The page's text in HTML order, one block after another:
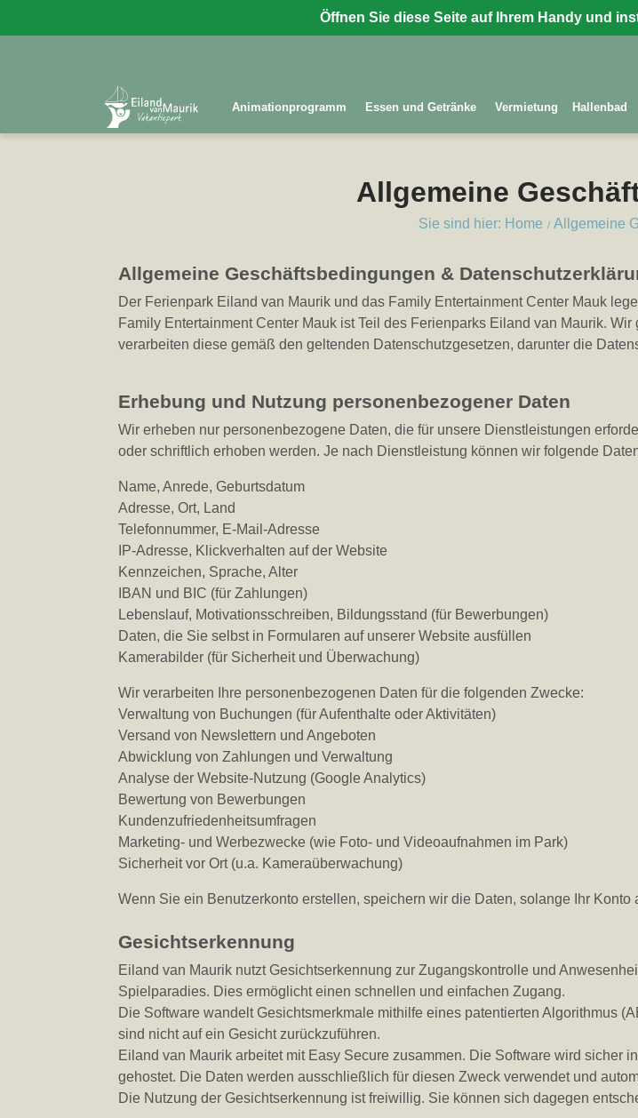
Öffnen Sie diese Seite auf Ihrem Handy und
Animationprogramm Essen und Getränke Vermietung Hallenbad
Allgemeine
Sie sind hier: Home Allgemeine
Allgemeine Geschäftsbedingungen &
Der Ferienpark Eiland van Maurik und das Family Entertainment Center Mauk
Family Entertainment Center Mauk ist Teil des Ferienparks Eiland van Maurik.
verarbeiten diese gemäß den geltenden Datenschutzgesetzen, darunter die
Erhebung und Nutzung personenbezogener Daten
Wir erheben nur personenbezogene Daten, die für unsere Dienstleistungen
oder schriftlich erhoben werden. Je nach Dienstleistung können wir folgende
Name, Anrede, Geburtsdatum
Adresse, Ort, Land
Telefonnummer, E-Mail-Adresse
IP-Adresse, Klickverhalten auf der Website
Kennzeichen, Sprache, Alter
IBAN und BIC (für Zahlungen)
Lebenslauf, Motivationsschreiben, Bildungsstand (für Bewerbungen)
Daten, die Sie selbst in Formularen auf unserer Website ausfüllen
Kamerabilder (für Sicherheit und Überwachung)
Wir verarbeiten Ihre personenbezogenen Daten für die folgenden Zwecke:
Verwaltung von Buchungen (für Aufenthalte oder Aktivitäten)
Versand von Newslettern und Angeboten
Abwicklung von Zahlungen und Verwaltung
Analyse der Website-Nutzung (Google Analytics)
Bewertung von Bewerbungen
Kundenzufriedenheitsumfragen
Marketing- und Werbezwecke (wie Foto- und Videoaufnahmen im Park)
Sicherheit vor Ort (u.a. Kameraüberwachung)
Wenn Sie ein Benutzerkonto erstellen, speichern wir die Daten, solange Ihr
Gesichtserkennung
Eiland van Maurik nutzt Gesichtserkennung zur Zugangskontrolle und
Spielparadies. Dies ermöglicht einen schnellen und einfachen Zugang.
Die Software wandelt Gesichtsmerkmale mithilfe eines patentierten Algorithmus
sind nicht auf ein Gesicht zurückzuführen.
Eiland van Maurik arbeitet mit Easy Secure zusammen. Die Software wird sicher
gehostet. Die Daten werden ausschließlich für diesen Zweck verwendet und
Die Nutzung der Gesichtserkennung ist freiwillig. Sie können sich dagegen